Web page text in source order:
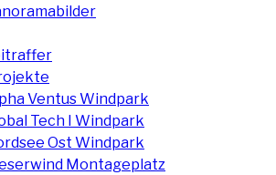
Ventus Windpark
Tech I Windpark
Ost Windpark
Montageplatz